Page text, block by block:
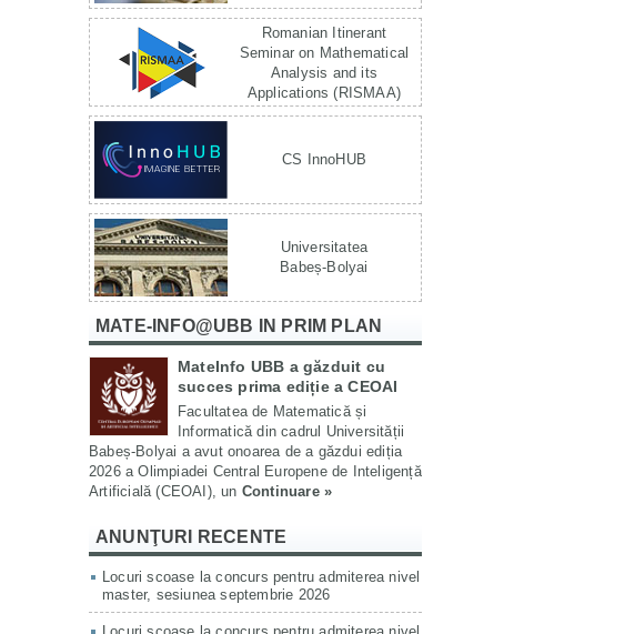
Romanian Itinerant
Seminar on Mathematical
Analysis and its
Applications (RISMAA)
CS InnoHUB
Universitatea
Babeș-Bolyai
MATE-INFO@UBB IN PRIM PLAN
MateInfo UBB a găzduit cu
succes prima ediție a CEOAI
Facultatea de Matematică și
Informatică din cadrul Universității
Babeș-Bolyai a avut onoarea de a găzdui ediția
2026 a Olimpiadei Central Europene de Inteligență
Artificială (CEOAI), un Continuare »
ANUNŢURI RECENTE
Locuri scoase la concurs pentru admiterea nivel
master, sesiunea septembrie 2026